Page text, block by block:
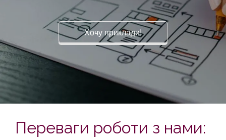
Хочу приклади!
Переваги роботи з нами: